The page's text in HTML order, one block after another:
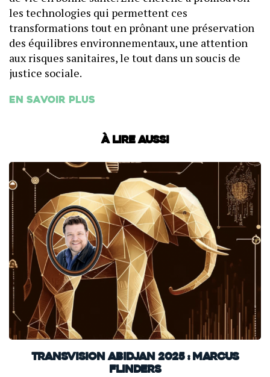
les technologies qui permettent ces
transformations tout en prônant une préservation
des équilibres environnementaux, une attention
aux risques sanitaires, le tout dans un soucis de
justice sociale.
En savoir plus
À lire aussi
TransVision Abidjan 2025 : Marcus
Flinders